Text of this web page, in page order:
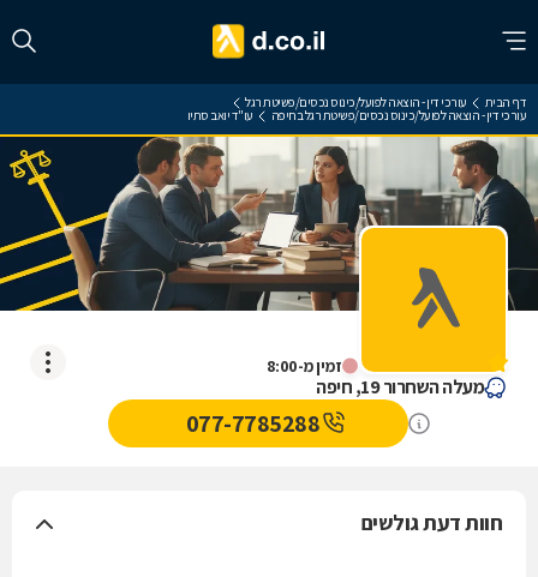
דף הבית עורכי דין - הוצאה לפועל/כינוס נכסים/פשיטת רגל
עורכי דין - הוצאה לפועל/כינוס נכסים/פשיטת רגל בחיפה עו"ד יואב סתיו
זמין מ-8:00
עו"ד יואב סתיו
מעלה השחרור 19, חיפה
077-7785288
חוות דעת גולשים